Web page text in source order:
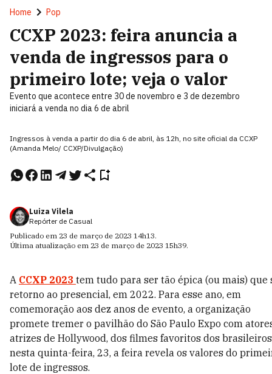
Home Pop
CCXP 2023: feira anuncia a
venda de ingressos para o
primeiro lote; veja o valor
Evento que acontece entre 30 de novembro e 3 de dezembro
iniciará a venda no dia 6 de abril
Ingressos à venda a partir do dia 6 de abril, às 12h, no site oficial da CCXP
(Amanda Melo/ CCXP/Divulgação)
Luiza Vilela
Repórter de Casual
Publicado em 23 de março de 2023 14h13.
Última atualização em 23 de março de 2023 15h39.
A CCXP 2023 tem tudo para ser tão épica (ou mais) que
retorno ao presencial, em 2022. Para esse ano, em
comemoração aos dez anos de evento, a organização
promete tremer o pavilhão do São Paulo Expo com
atrizes de Hollywood, dos filmes favoritos dos
nesta quinta-feira, 23, a feira revela os valores do
lote de ingressos.